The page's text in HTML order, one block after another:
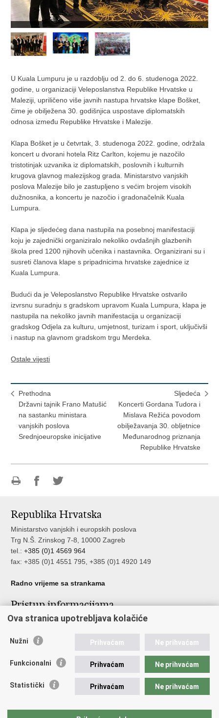
U Kuala Lumpuru je u razdoblju od 2. do 6. studenoga 2022.
godine, u organizaciji Veleposlanstva Republike Hrvatske u
Maleziji, upriličeno više javnih nastupa hrvatske klape Bošket,
čime je obilježena 30. godišnjica uspostave diplomatskih
odnosa između Republike Hrvatske i Malezije.
Klapa Bošket je u četvrtak, 3. studenoga 2022. godine, održala
koncert u dvorani hotela Ritz Carlton, kojemu je nazočilo
tristotinjak uzvanika iz diplomatskih, poslovnih i kulturnih
krugova glavnog malezijskog grada. Ministarstvo vanjskih
poslova Malezije bilo je zastupljeno s većim brojem visokih
dužnosnika, a koncertu je nazočio i gradonačelnik Kuala
Lumpura.
Klapa je sljedećeg dana nastupila na posebnoj manifestaciji
koju je zajednički organiziralo nekoliko ovdašnjih glazbenih
škola pred 1200 njihovih učenika i nastavnika. Organizirani su i
susreti članova klape s pripadnicima hrvatske zajednice iz
Kuala Lumpura.
Budući da je Veleposlanstvo Republike Hrvatske ostvarilo
izvrsnu suradnju s gradskom upravom Kuala Lumpura, klapa je
nastupila na nekoliko javnih manifestacija u organizaciji
gradskog Odjela za kulturu, umjetnost, turizam i sport, uključivši
i nastup na glavnom gradskom trgu Merdeka.
Ostale vijesti
Prethodna
Državni tajnik Frano Matušić
na sastanku ministara
vanjskih poslova
Srednjoeuropske inicijative
Sljedeća
Koncerti Gordana Tudora i
Mislava Režića povodom
obilježavanja 30. obljetnice
Međunarodnog priznanja
Republike Hrvatske
Facebooku
Twitteru
Republika Hrvatska
Ministarstvo vanjskih i europskih poslova
Trg N.Š. Zrinskog 7-8, 10000 Zagreb
tel.:+385 (0)1 4569 964
fax: +385 (0)1 4551 795, +385 (0)1 4920 149
Radno vrijeme sa strankama
Pristup informacijama
Pristup informacijama
Nepravilnosti
Javna nabava u MVEP-u
Nadzor rada i unutarnja revizija službe vanjskih poslova
Ova stranica upotrebljava kolačiće
Nužni Prihvaćam Ne prihvaćam
Funkcionalni Prihvaćam Ne prihvaćam
Statistički Prihvaćam Ne prihvaćam